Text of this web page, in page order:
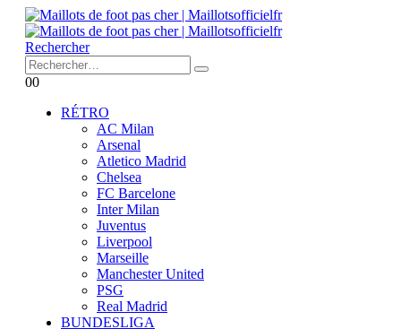
Rechercher
00
RÉTRO
AC Milan
Arsenal
Atletico Madrid
Chelsea
FC Barcelone
Inter Milan
Juventus
Liverpool
Marseille
Manchester United
PSG
Real Madrid
BUNDESLIGA